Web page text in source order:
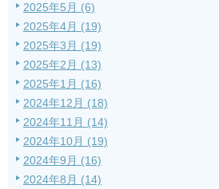
2025年5月 (6)
2025年4月 (19)
2025年3月 (19)
2025年2月 (13)
2025年1月 (16)
2024年12月 (18)
2024年11月 (14)
2024年10月 (19)
2024年9月 (16)
2024年8月 (14)